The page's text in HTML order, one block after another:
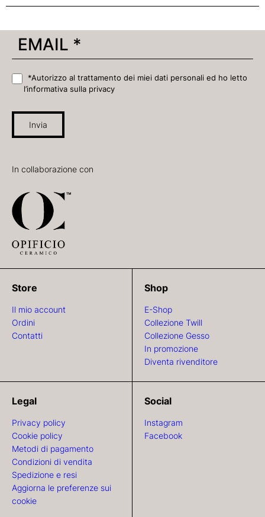
*Autorizzo al trattamento dei miei dati personali ed ho letto
l’informativa sulla privacy
Invia
In collaborazione con
Store
Il mio account
Ordini
Contatti
Shop
E-Shop
Collezione Twill
Collezione Gesso
In promozione
Diventa rivenditore
Legal
Privacy policy
Cookie policy
Metodi di pagamento
Condizioni di vendita
Spedizione e resi
Aggiorna le preferenze sui
cookie
Social
Instagram
Facebook